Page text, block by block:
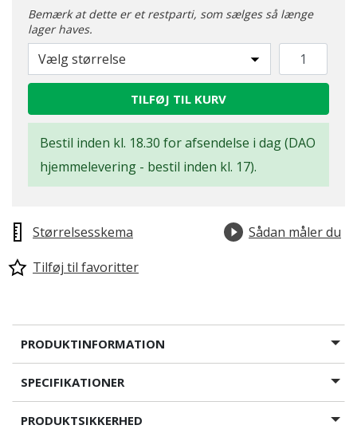
Bemærk at dette er et restparti, som sælges så længe
lager haves.
Vælg størrelse
TILFØJ TIL KURV
Bestil inden kl. 18.30 for afsendelse i dag (DAO
hjemmelevering - bestil inden kl. 17).
Størrelsesskema
Sådan måler du
Tilføj til favoritter
PRODUKTINFORMATION
SPECIFIKATIONER
PRODUKTSIKKERHED